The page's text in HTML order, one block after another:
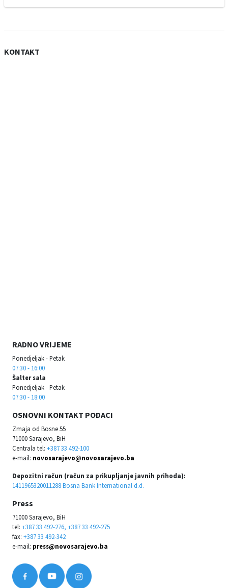
KONTAKT
RADNO VRIJEME
Ponedjeljak - Petak
07:30 - 16:00
Šalter sala
Ponedjeljak - Petak
07:30 - 18:00
OSNOVNI KONTAKT PODACI
Zmaja od Bosne 55
71000 Sarajevo, BiH
Centrala tel: +387 33 492-100
e-mail: novosarajevo@novosarajevo.ba
Depozitni račun (račun za prikupljanje javnih prihoda):
1411965320011288 Bosna Bank International d.d.
Press
71000 Sarajevo, BiH
tel: +387 33 492-276, +387 33 492-275
fax: +387 33 492-342
e-mail: press@novosarajevo.ba